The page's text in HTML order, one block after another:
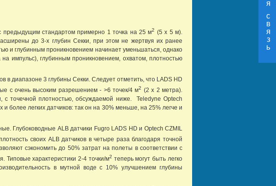
я
с
в
я
з
ь
предыдущим стандартом примерно 1 точка на 25 м2 (5 х 5 м).
до 3-х глубин Секки, при этом не жертвуя их ранее
и глубинным проникновением начинает уменьшаться, однако
импульс), глубинным проникновением, охватом, плотностью
диапазоне 3 глубины Секки. Следует отметить, что LADS HD
с очень высоким разрешением - >6 точек/4 м2 (2 x 2 метра).
с точечной плотностью, обсуждаемой ниже. Teledyne Optech
более легких датчиков: так он на 30% меньше, на 25% легче и
Глубоководные ALB датчики Fugro LADS HD и Optech CZMIL
своих ALB датчиков в четыре раза благодаря точной
сэкономить до 50% затрат на полеты в соответствии с
Типовые характеристики 2-4 точки/м2 теперь могут быть легко
в мутной воде с 10% улучшением глубины